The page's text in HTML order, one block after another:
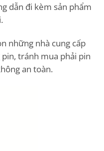
dẫn đi kèm sản phẩm
những nhà cung cấp
tránh mua phải pin
an toàn.